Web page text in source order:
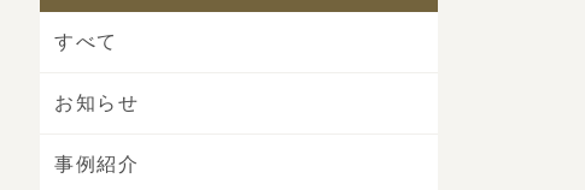
すべて
お知らせ
事例紹介